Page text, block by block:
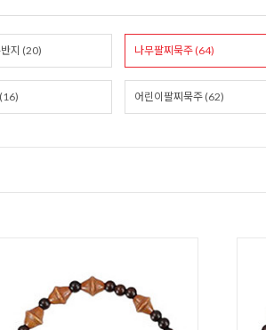
지 (20) 나무팔찌묵주 (64)
어린이팔찌묵주 (62)